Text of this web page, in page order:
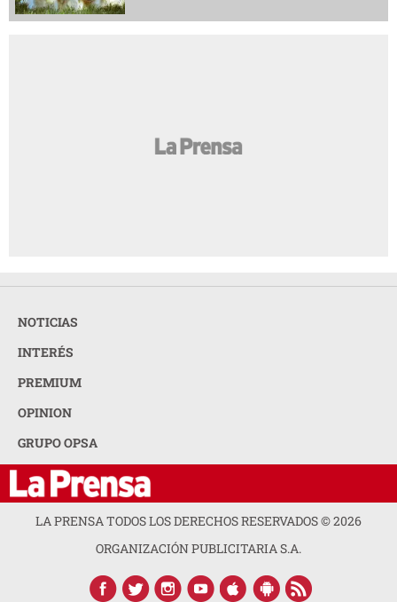
NOTICIAS
INTERÉS
PREMIUM
OPINION
GRUPO OPSA
LA PRENSA TODOS LOS DERECHOS RESERVADOS ©2026
ORGANIZACIÓN PUBLICITARIA S.A.